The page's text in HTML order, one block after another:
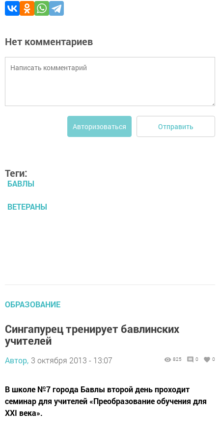
Нет комментариев
Авторизоваться Отправить
Теги:
БАВЛЫ
ВЕТЕРАНЫ
ОБРАЗОВАНИЕ
Сингапурец тренирует бавлинских
учителей
Автор, 3 октября 2013 - 13:07 825 0 0
В школе №7 города Бавлы второй день проходит
семинар для учителей «Преобразование обучения для
XXI века».